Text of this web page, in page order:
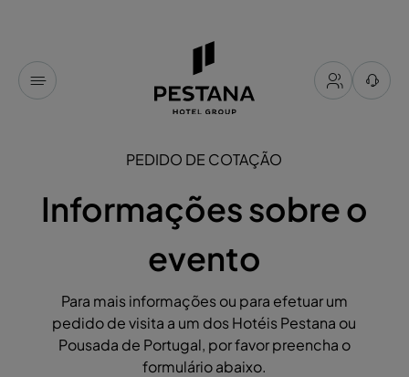
PEDIDO DE COTAÇÃO
Informações sobre o
evento
Para mais informações ou para efetuar um
pedido de visita a um dos Hotéis Pestana ou
Pousada de Portugal, por favor preencha o
formulário abaixo.